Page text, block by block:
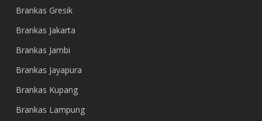
Brankas Gresik
Brankas Jakarta
Brankas Jambi
Brankas Jayapura
Brankas Kupang
Brankas Lampung